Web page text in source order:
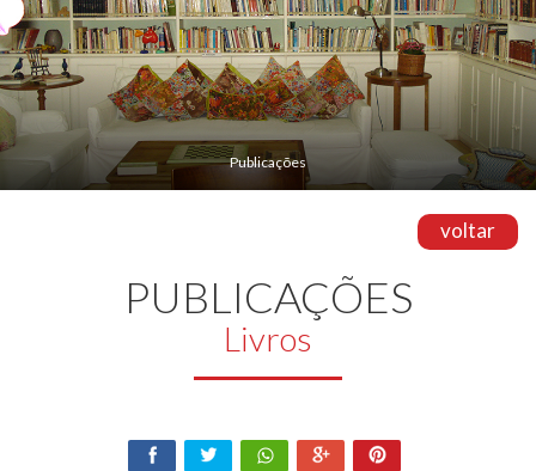
Publicações
PUBLICAÇÕES
Livros
voltar